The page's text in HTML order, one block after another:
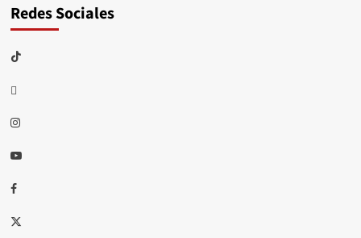
Redes Sociales
TikTok
threads
Instagram
Youtube
Facebook
X